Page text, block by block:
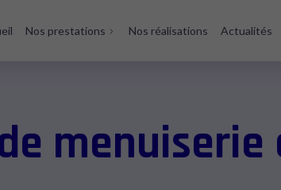
Nos prestations Nos réalisations Actualités